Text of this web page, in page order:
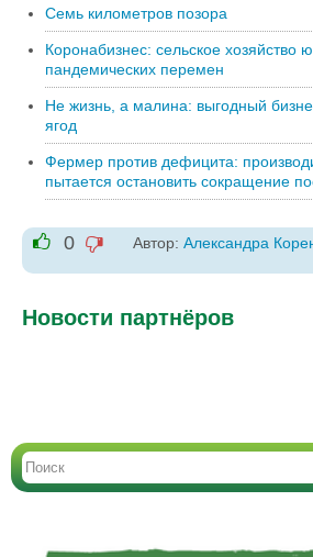
Семь километров позора
Коронабизнес: сельское хозяйство
пандемических перемен
Не жизнь, а малина: выгодный
ягод
Фермер против дефицита:
пытается остановить сокращение
0 Автор: Александра
Новости партнёров